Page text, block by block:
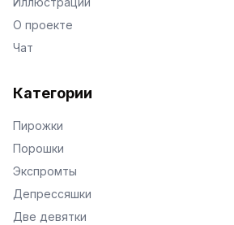
О проекте
Чат
Категории
Пирожки
Порошки
Экспромты
Депрессяшки
Две девятки